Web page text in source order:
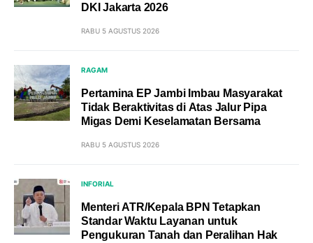
DKI Jakarta 2026
RABU 5 AGUSTUS 2026
RAGAM
Pertamina EP Jambi Imbau Masyarakat
Tidak Beraktivitas di Atas Jalur Pipa
Migas Demi Keselamatan Bersama
RABU 5 AGUSTUS 2026
INFORIAL
Menteri ATR/Kepala BPN Tetapkan
Standar Waktu Layanan untuk
Pengukuran Tanah dan Peralihan Hak